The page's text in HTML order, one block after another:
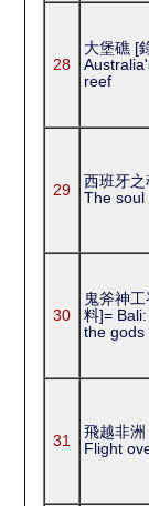
28
大堡礁 [
reef
29
西班牙
The soul
30
鬼斧神
料]=
the gods
31
飛越非
Flight